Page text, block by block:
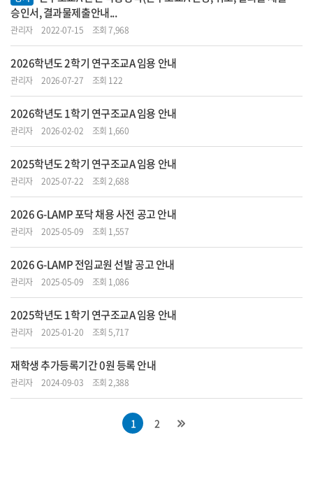
승인서, 결과물제출안내...
관리자 2022-07-15 조회 7,968
2026학년도 2학기 연구조교A 임용 안내
관리자 2026-07-27 조회 122
2026학년도 1학기 연구조교A 임용 안내
관리자 2026-02-02 조회 1,660
2025학년도 2학기 연구조교A 임용 안내
관리자 2025-07-22 조회 2,688
2026 G-LAMP 포닥 채용 사전 공고 안내
관리자 2025-05-09 조회 1,557
2026 G-LAMP 전임교원 선발 공고 안내
관리자 2025-05-09 조회 1,086
2025학년도 1학기 연구조교A 임용 안내
관리자 2025-01-20 조회 5,717
재학생 추가등록기간 0원 등록 안내
관리자 2024-09-03 조회 2,388
1 2